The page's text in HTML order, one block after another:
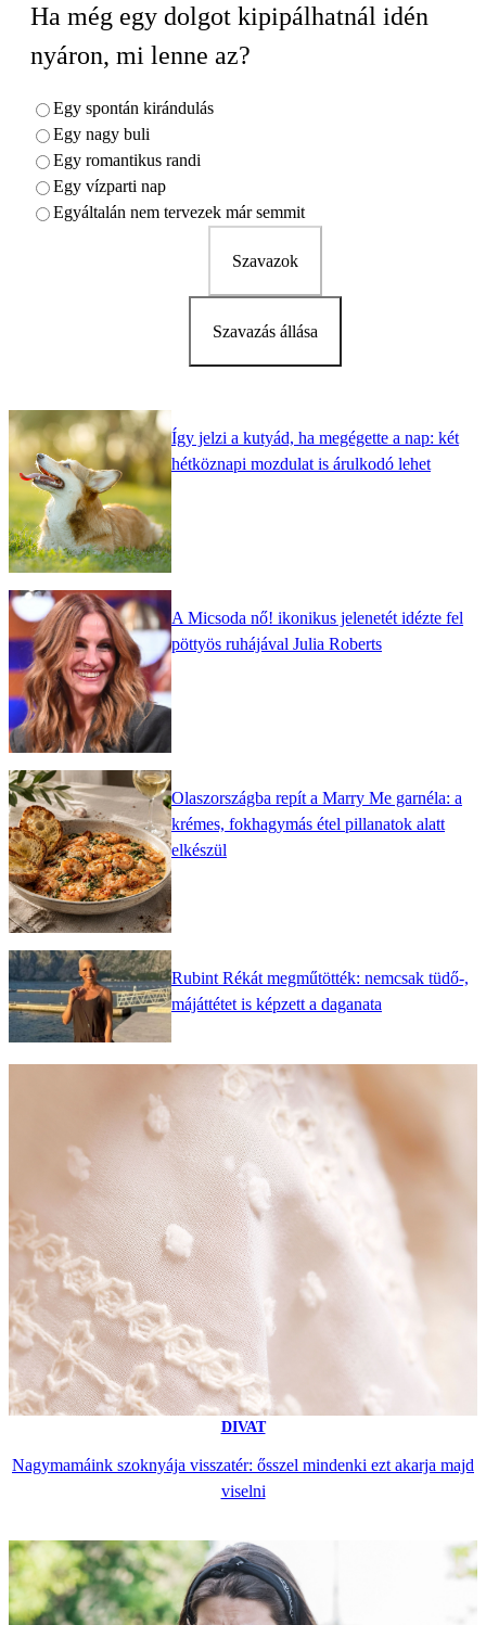
Ha még egy dolgot kipipálhatnál idén
nyáron, mi lenne az?
Egy spontán kirándulás
Egy nagy buli
Egy romantikus randi
Egy vízparti nap
Egyáltalán nem tervezek már semmit
Szavazok
Szavazás állása
Így jelzi a kutyád, ha megégette a nap: két
hétköznapi mozdulat is árulkodó lehet
A Micsoda nő! ikonikus jelenetét idézte fel
pöttyös ruhájával Julia Roberts
Olaszországba repít a Marry Me garnéla: a
krémes, fokhagymás étel pillanatok alatt
elkészül
Rubint Rékát megműtötték: nemcsak tüdő-,
májáttétet is képzett a daganata
DIVAT
Nagymamáink szoknyája visszatér: ősszel mindenki ezt akarja majd
viselni